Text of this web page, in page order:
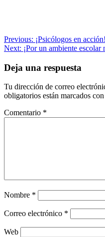
Navegación
de
entradas
Previous: ¡Psicólogos en acción!
Next: ¡Por un ambiente
Deja una respuesta
Tu dirección de correo
obligatorios están marcados con
Comentario *
Nombre *
Correo electrónico *
Web